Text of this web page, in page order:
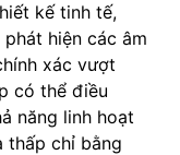
kế tinh tế,
hiện các âm
xác vượt
có thể điều
năng linh hoạt
thấp chỉ bằng